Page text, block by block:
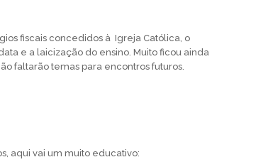
fiscais concedidos à Igreja Católica, o
e a laicização do ensino. Muito ficou ainda
faltarão temas para encontros futuros.
aqui vai um muito educativo: